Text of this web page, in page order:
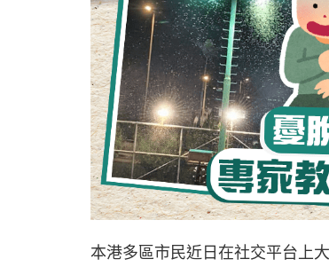
本港多區市民近日在社交平台上